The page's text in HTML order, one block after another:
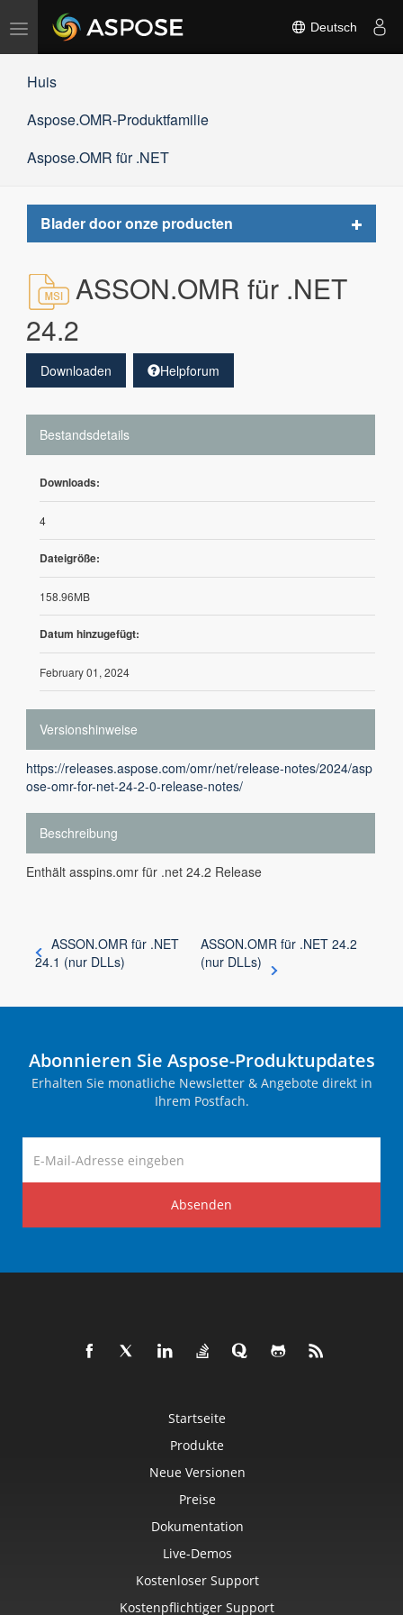
Navigation
umschalten
Deutsch
Huis
Aspose.OMR-Produktfamilie
Aspose.OMR für .NET
Blader door onze producten
Toggle
ASSON.OMR für .NET
24.2
Downloaden Helpforum
Bestandsdetails
Downloads:
4
Dateigröße:
158.96MB
Datum hinzugefügt:
February 01, 2024
Versionshinweise
https://releases.aspose.com/omr/net/release-notes/2024/asp
ose-omr-for-net-24-2-0-release-notes/
Beschreibung
Enthält asspins.omr für .net 24.2 Release
ASSON.OMR für .NET
24.1 (nur DLLs)
ASSON.OMR für .NET 24.2
(nur DLLs)
Abonnieren Sie Aspose-Produktupdates
Erhalten Sie monatliche Newsletter & Angebote direkt in
Ihrem Postfach.
Absenden
Startseite
Produkte
Neue Versionen
Preise
Dokumentation
Live-Demos
Kostenloser Support
Kostenpflichtiger Support